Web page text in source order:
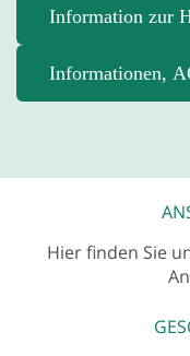
Information zur
Informationen,
Hier finden Sie